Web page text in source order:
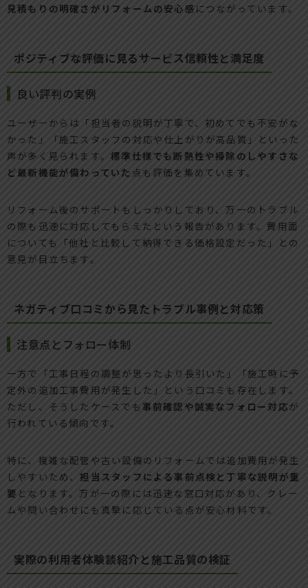
見積もりの明確さがリフォームの安心感 につながっています。
ポジティブな評価に見るサービス信頼性と満足度
良い評判の実例
ユーザーからは「担当者の説明が丁寧で、初めてでも不安がな
かった」「施工スタッフの対応や仕上がりが高品質」といった
声が多く見られます。標準仕様でも断熱性や掃除のしやすさな
ど最新機能が備わっていた 点も評価を集めています。
リフォーム後のサポートもしっかりしており、万一のトラブル
の際も迅速に対応してもらえたという報告があります。費用面
についても「他社と比較して納得できる価格設定だった」との
意見が目立ちます。
ネガティブ口コミから見たトラブル事例と対応策
注意点とフォロー体制
一方で「工事日程の調整が思ったより長引いた」「施工時に予
定外の追加工事費用が発生した」という口コミも存在します。
ただし、そうしたケースでも 事前確認や誠実なフォロー対応が
行われている傾向です。
特に、複雑な配管や古い設備のリフォームでは追加費用が発生
しやすいため、担当スタッフによる事前点検と丁寧な説明が重
要 となります。万が一の際には迅速な窓口対応があり、クレー
ムや問い合わせにも真摯に応じている点が安心材料です。
実際の利用者体験談紹介と施工品質の検証